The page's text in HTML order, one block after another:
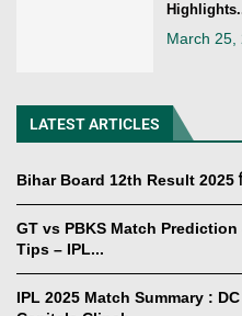
March 25,
LATEST ARTICLES
Bihar Board 12th Result 2025
GT vs PBKS Match
Tips – IPL...
IPL 2025 Match Summary :